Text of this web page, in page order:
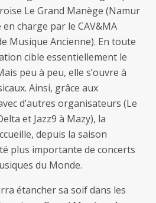
Le Grand Manège (Namur
charge par le CAV&MA
Musique Ancienne). En toute
cible essentiellement le
peu à peu, elle s’ouvre à
Ainsi, grâce aux
d’autres organisateurs (Le
et Jazz9 à Mazy), la
depuis la saison
plus importante de concerts
du Monde.
étancher sa soif dans les